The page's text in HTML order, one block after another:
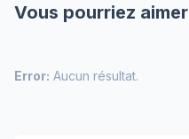
Vous pourriez aimer
Error: Aucun résultat.